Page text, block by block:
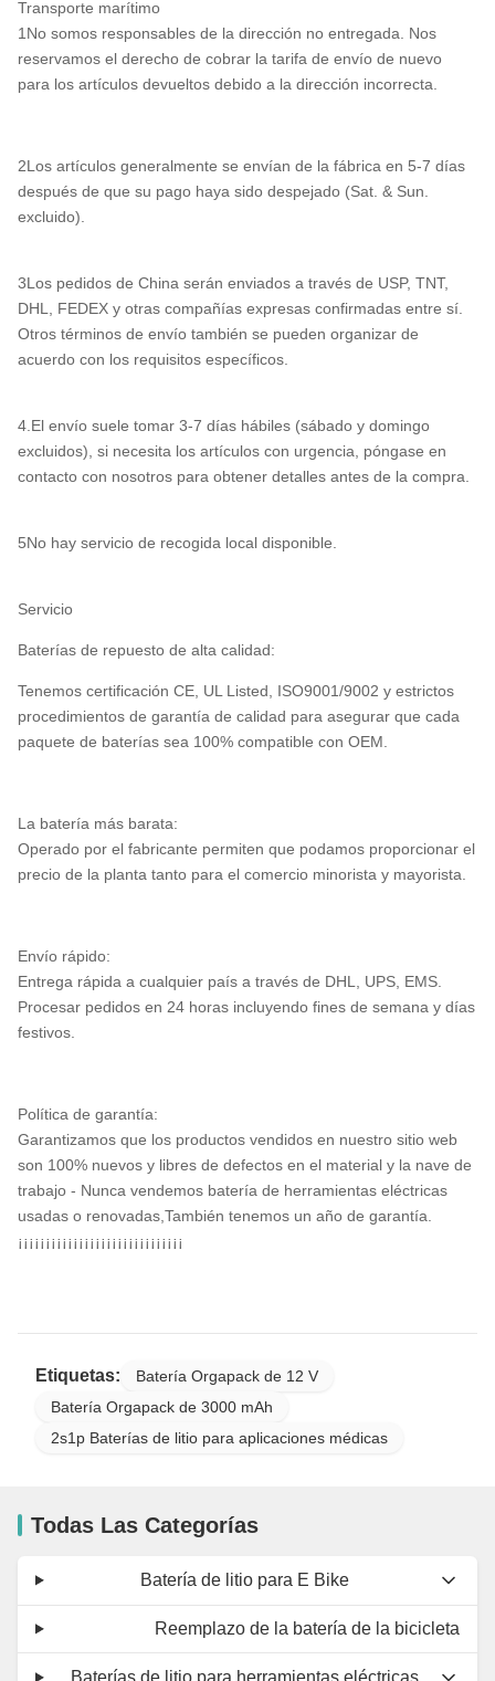
Transporte marítimo
1No somos responsables de la dirección no entregada. Nos
reservamos el derecho de cobrar la tarifa de envío de nuevo
para los artículos devueltos debido a la dirección incorrecta.
2Los artículos generalmente se envían de la fábrica en 5-7 días
después de que su pago haya sido despejado (Sat. & Sun.
excluido).
3Los pedidos de China serán enviados a través de USP, TNT,
DHL, FEDEX y otras compañías expresas confirmadas entre sí.
Otros términos de envío también se pueden organizar de
acuerdo con los requisitos específicos.
4.El envío suele tomar 3-7 días hábiles (sábado y domingo
excluidos), si necesita los artículos con urgencia, póngase en
contacto con nosotros para obtener detalles antes de la compra.
5No hay servicio de recogida local disponible.
Servicio
Baterías de repuesto de alta calidad:
Tenemos certificación CE, UL Listed, ISO9001/9002 y estrictos
procedimientos de garantía de calidad para asegurar que cada
paquete de baterías sea 100% compatible con OEM.
La batería más barata:
Operado por el fabricante permiten que podamos proporcionar el
precio de la planta tanto para el comercio minorista y mayorista.
Envío rápido:
Entrega rápida a cualquier país a través de DHL, UPS, EMS.
Procesar pedidos en 24 horas incluyendo fines de semana y días
festivos.
Política de garantía:
Garantizamos que los productos vendidos en nuestro sitio web
son 100% nuevos y libres de defectos en el material y la nave de
trabajo - Nunca vendemos batería de herramientas eléctricas
usadas o renovadas,También tenemos un año de garantía.
¡¡¡¡¡¡¡¡¡¡¡¡¡¡¡¡¡¡¡¡¡¡¡¡¡¡¡¡¡¡
Etiquetas:
Batería Orgapack de 12 V
Batería Orgapack de 3000 mAh
2s1p Baterías de litio para aplicaciones médicas
Todas Las Categorías
Batería de litio para E Bike
Reemplazo de la batería de la bicicleta
Baterías de litio para herramientas eléctricas